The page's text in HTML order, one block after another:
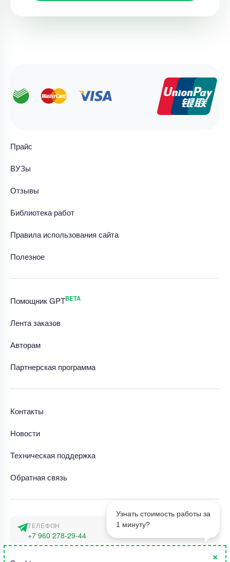
1
Узнать стоимость работы за
1 минуту?
Прайс
ВУЗы
Отзывы
Библиотека работ
Правила использования сайта
Полезное
Помощник GPTBETA
Лента заказов
Авторам
Партнерская программа
Контакты
Новости
Техническая поддержка
Обратная связь
ТЕЛЕФОН
+7 960 278-29-44
×